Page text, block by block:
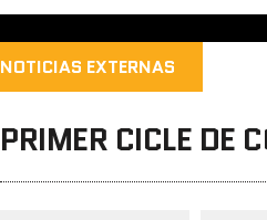
NOTICIAS EXTERNAS
PRIMER CICLE DE